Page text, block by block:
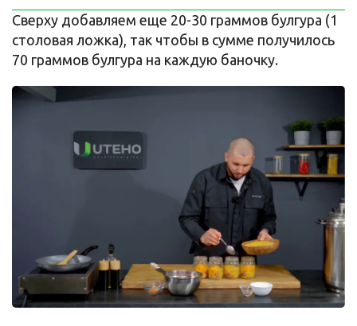
Сверху добавляем еще 20-30 граммов булгура (1
столовая ложка), так чтобы в сумме получилось
70 граммов булгура на каждую баночку.